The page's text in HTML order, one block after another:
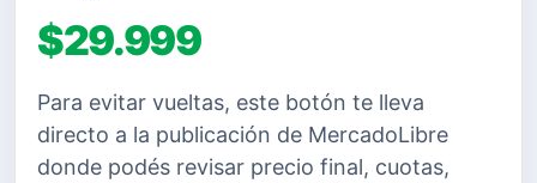
$29.999
Para evitar vueltas, este botón te lleva
directo a la publicación de MercadoLibre
donde podés revisar precio final, cuotas,